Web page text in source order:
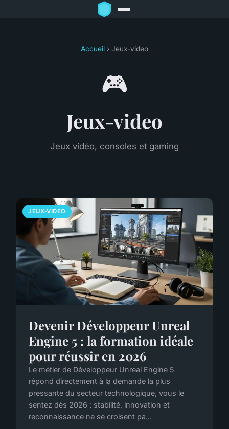
Accueil › Jeux-video
🎮
Jeux-video
Jeux vidéo, consoles et gaming
JEUX-VIDEO
Devenir Développeur Unreal
Engine 5 : la formation idéale
pour réussir en 2026
Le métier de Développeur Unreal Engine 5
répond directement à la demande la plus
pressante du secteur technologique, vous le
sentez dès 2026 : stabilité, innovation et
reconnaissance ne se croisent pa...